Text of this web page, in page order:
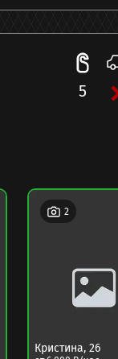
5
Кристина, 26
2